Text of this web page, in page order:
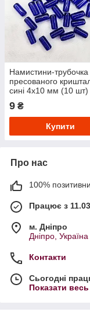
Намистини-трубочка
пресованого
сині 4х10 мм (10 шт)
9 ₴
Купити
Про нас
100%
Працює з
м. Дніпро
Дніпро, Україна
Контакти
Сьогодні
Показати